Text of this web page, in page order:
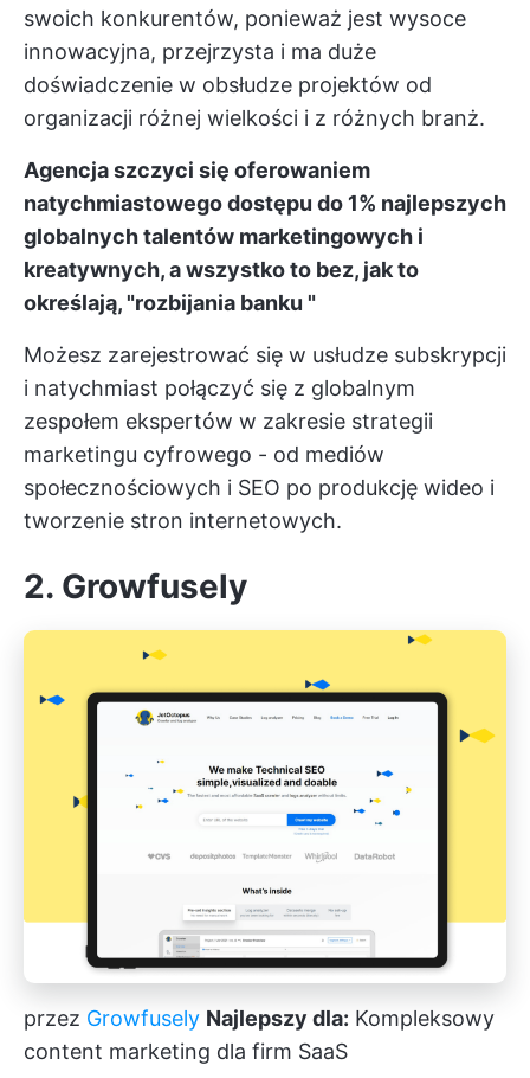
swoich konkurentów, ponieważ jest wysoce
innowacyjna, przejrzysta i ma duże
doświadczenie w obsłudze projektów od
organizacji różnej wielkości i z różnych branż.
Agencja szczyci się oferowaniem
natychmiastowego dostępu do 1% najlepszych
globalnych talentów marketingowych i
kreatywnych, a wszystko to bez, jak to
określają, "rozbijania banku "
Możesz zarejestrować się w usłudze subskrypcji
i natychmiast połączyć się z globalnym
zespołem ekspertów w zakresie strategii
marketingu cyfrowego - od mediów
społecznościowych i SEO po produkcję wideo i
tworzenie stron internetowych.
2. Growfusely
przez Growfusely Najlepszy dla: Kompleksowy
content marketing dla firm SaaS